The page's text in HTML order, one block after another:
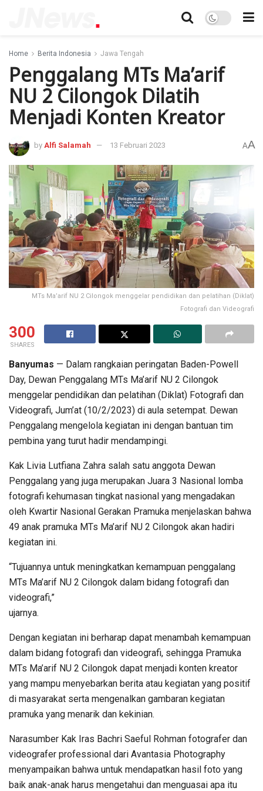
Home Berita Indonesia Jawa Tengah
Penggalang MTs Ma’arif
NU 2 Cilongok Dilatih
Menjadi Konten Kreator
by Alfi Salamah 13 Februari 2023 AA
MTs Ma’arif NU 2 Cilongok menggelar pendidikan dan pelatihan (Diklat)
Fotografi dan Videografi
300
SHARES
Banyumas — Dalam rangkaian peringatan Baden-Powell
Day, Dewan Penggalang MTs Ma’arif NU 2 Cilongok
menggelar pendidikan dan pelatihan (Diklat) Fotografi dan
Videografi, Jum’at (10/2/2023) di aula setempat. Dewan
Penggalang mengelola kegiatan ini dengan bantuan tim
pembina yang turut hadir mendampingi.
Kak Livia Lutfiana Zahra salah satu anggota Dewan
Penggalang yang juga merupakan Juara 3 Nasional lomba
fotografi kehumasan tingkat nasional yang mengadakan
oleh Kwartir Nasional Gerakan Pramuka menjelaskan bahwa
49 anak pramuka MTs Ma’arif NU 2 Cilongok akan hadiri
kegiatan ini.
“Tujuannya untuk meningkatkan kemampuan penggalang
MTs Ma’arif NU 2 Cilongok dalam bidang fotografi dan
videografi,”
ujarnya.
Dengan kegiatan ini berharap dapat menambah kemampuan
dalam bidang fotografi dan videografi, sehingga Pramuka
MTs Ma’arif NU 2 Cilongok dapat menjadi konten kreator
yang mampu menyebarkan berita atau kegiatan yang positif
di masyarakat serta mengenalkan gambaran kegiatan
pramuka yang menarik dan kekinian.
Narasumber Kak Iras Bachri Saeful Rohman fotografer dan
videografer professional dari Avantasia Photography
menyampaikan bahwa untuk mendapatkan hasil foto yang
baik anak-anak harus mengetahui dan menguasai apa itu